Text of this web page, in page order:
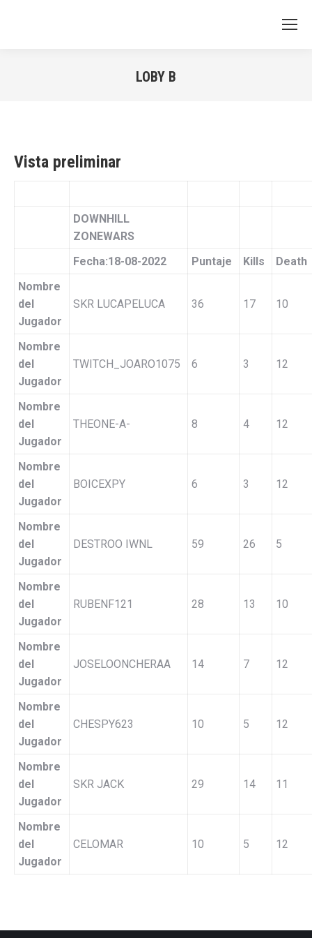
LOBY B
Vista preliminar
DOWNHILL
ZONEWARS
Fecha:18-08-2022
Puntaje Kills
Death
Nombre
del
Jugador
SKR LUCAPELUCA 36 17 10
Nombre
del
Jugador
TWITCH_JOARO1075 6 3 12
Nombre
del
Jugador
THEONE-A- 8 4 12
Nombre
del
Jugador
BOICEXPY 6 3 12
Nombre
del
Jugador
DESTROO IWNL 59 26 5
Nombre
del
Jugador
RUBENF121 28 13 10
Nombre
del
Jugador
JOSELOONCHERAA 14 7 12
Nombre
del
Jugador
CHESPY623 10 5 12
Nombre
del
Jugador
SKR JACK 29 14 11
Nombre
del
Jugador
CELOMAR 10 5 12